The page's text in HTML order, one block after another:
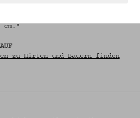
Loch, querlaufende,
traditionell;
cm."
zu Hirten und Bauern finden